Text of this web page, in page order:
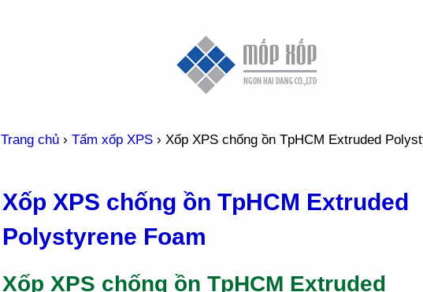
Trang chủ › Tấm xốp XPS › Xốp XPS chống ồn TpHCM Extruded
Xốp XPS chống ồn TpHCM Extruded
Polystyrene Foam
Xốp XPS chống ồn TpHCM Extruded